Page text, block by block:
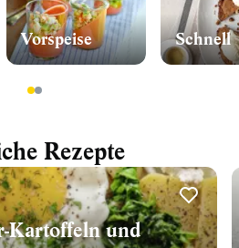
Vorspeise Schnell
12
Rezepte
Kartoffeln und